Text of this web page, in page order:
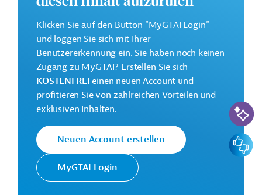
Gesamtkosten:
300 Millionen US-Dollar
Geberbeitrag:
300 Millionen US-Dollar (beantragt)
Kontaktadressen
Weltbank
Die Weltbankgruppe ist eine der
weltweit größten multilateralen
Entwicklungsorganisationen.
Klicken Sie auf den Button "MyGTAI Login"
und loggen Sie sich mit Ihrer
Benutzererkennung ein. Sie haben noch keinen
Zugang zu MyGTAI? Erstellen Sie sich
KOSTENFREIeinen neuen Account und
profitieren Sie von zahlreichen Vorteilen und
exklusiven Inhalten.
Neuen Account erstellen
MyGTAI Login
KI-